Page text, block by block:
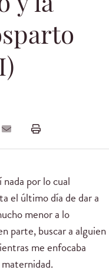
y la
por lo cual
el último día de dar a
menor a lo
parte, buscar a alguien
me enfocaba